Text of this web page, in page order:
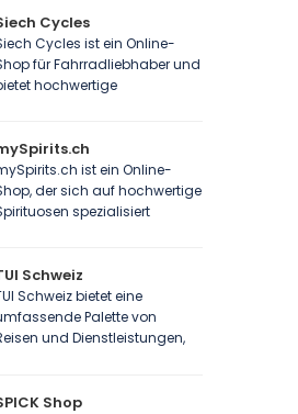
Cycles
Cycles ist ein Online-
für Fahrradliebhaber und
hochwertige
ist ein Online-
der sich auf hochwertige
spezialisiert
Schweiz
Schweiz bietet eine
Palette von
und Dienstleistungen,
Shop